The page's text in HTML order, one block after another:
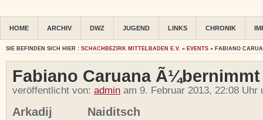
HOME ARCHIV DWZ JUGEND LINKS CHRONIK
SIE BEFINDEN SICH HIER : SCHACHBEZIRK MITTELBADEN E.V. » EVENTS » FABIANO
Fabiano Caruana
veröffentlicht von: admin am 9. Februar 2013, 22:08 Uhr
Arkadij Naiditsch